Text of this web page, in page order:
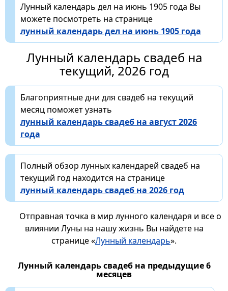
Лунный календарь дел на июнь 1905 года Вы
можете посмотреть на странице
лунный календарь дел на июнь 1905 года
Лунный календарь свадеб на
текущий, 2026 год
Благоприятные дни для свадеб на текущий
месяц поможет узнать
лунный календарь свадеб на август 2026
года
Полный обзор лунных календарей свадеб на
текущий год находится на странице
лунный календарь свадеб на 2026 год
Отправная точка в мир лунного календаря и все о
влиянии Луны на нашу жизнь Вы найдете на
странице «Лунный календарь».
Лунный календарь свадеб на предыдущие 6
месяцев